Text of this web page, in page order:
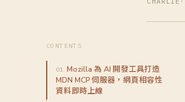
CONTENTS
Mozilla 為 AI 開發工具打造
MDN MCP 伺服器，網頁相容性
資料即時上線